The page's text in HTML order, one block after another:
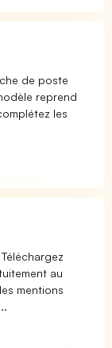
de poste
reprend
les
au
mentions